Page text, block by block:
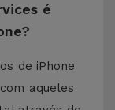
é
de iPhone
aqueles